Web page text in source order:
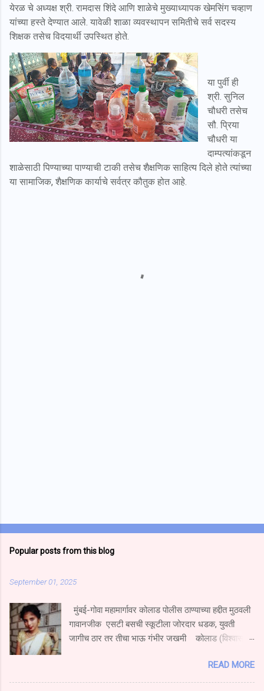
येरळ चे अध्यक्ष श्री. रामदास शिंदे आणि शाळेचे मुख्याध्यापक खेमसिंग चव्हाण
यांच्या हस्ते देण्यात आले. यावेळी शाळा व्यवस्थापन समितीचे सर्व सदस्य
शिक्षक तसेच विदयार्थी उपस्थित होते.
या पुर्वी ही
श्री. सुनिल
चौधरी तसेच
सौ. प्रिया
चौधरी या
दाम्पत्यांकडून
शाळेसाठी पिण्याच्या पाण्याची टाकी तसेच शैक्षणिक साहित्य दिले होते त्यांच्या
या सामाजिक, शैक्षणिक कार्याचे सर्वत्र कौतुक होत आहे.
Popular posts from this blog
September 01, 2025
मुंबई-गोवा महामार्गावर कोलाड पोलीस ठाण्याच्या हद्दीत मुठवली
गावानजीक एसटी बसची स्कूटीला जोरदार धडक, युवती
जागीच ठार तर तीचा भाऊ गंभीर जखमी कोलाड (विश्वास
नम्रता गार्डन येथे एस टी बस चालकाने एका एक्सेस स्कुटी
दुचाकीला धडक दिल्याने स्कूटीवरून प्रवास करणारी युवती
READ MORE